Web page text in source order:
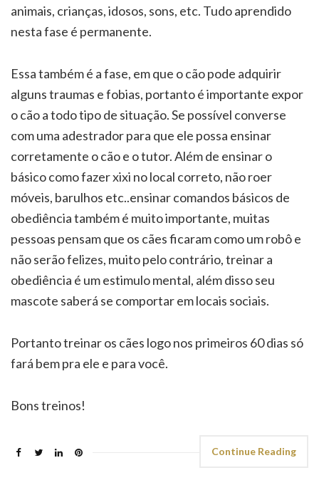
animais, crianças, idosos, sons, etc. Tudo aprendido
nesta fase é permanente.
Essa também é a fase, em que o cão pode adquirir
alguns traumas e fobias, portanto é importante expor
o cão a todo tipo de situação. Se possível converse
com uma adestrador para que ele possa ensinar
corretamente o cão e o tutor. Além de ensinar o
básico como fazer xixi no local correto, não roer
móveis, barulhos etc..ensinar comandos básicos de
obediência também é muito importante, muitas
pessoas pensam que os cães ficaram como um robô e
não serão felizes, muito pelo contrário, treinar a
obediência é um estimulo mental, além disso seu
mascote saberá se comportar em locais sociais.
Portanto treinar os cães logo nos primeiros 60 dias só
fará bem pra ele e para você.
Bons treinos!
Continue Reading